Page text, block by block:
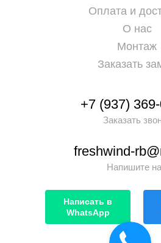
+7 (937)
Заказать
freshwind-
Напишите
Оплата и
О нас
Монтаж
Заказать
Написать в
WhatsApp